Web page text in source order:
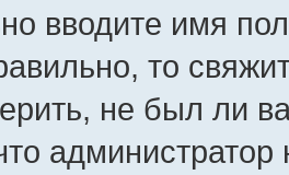
вводите имя
то
не был ли
администратор